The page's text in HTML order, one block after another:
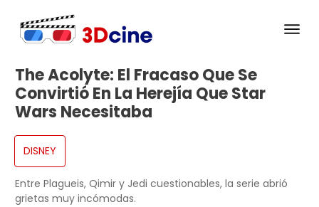
The Acolyte: El Fracaso Que Se
Convirtió En La Herejía Que Star
Wars Necesitaba
DISNEY
Entre Plagueis, Qimir y Jedi cuestionables, la serie abrió
grietas muy incómodas.